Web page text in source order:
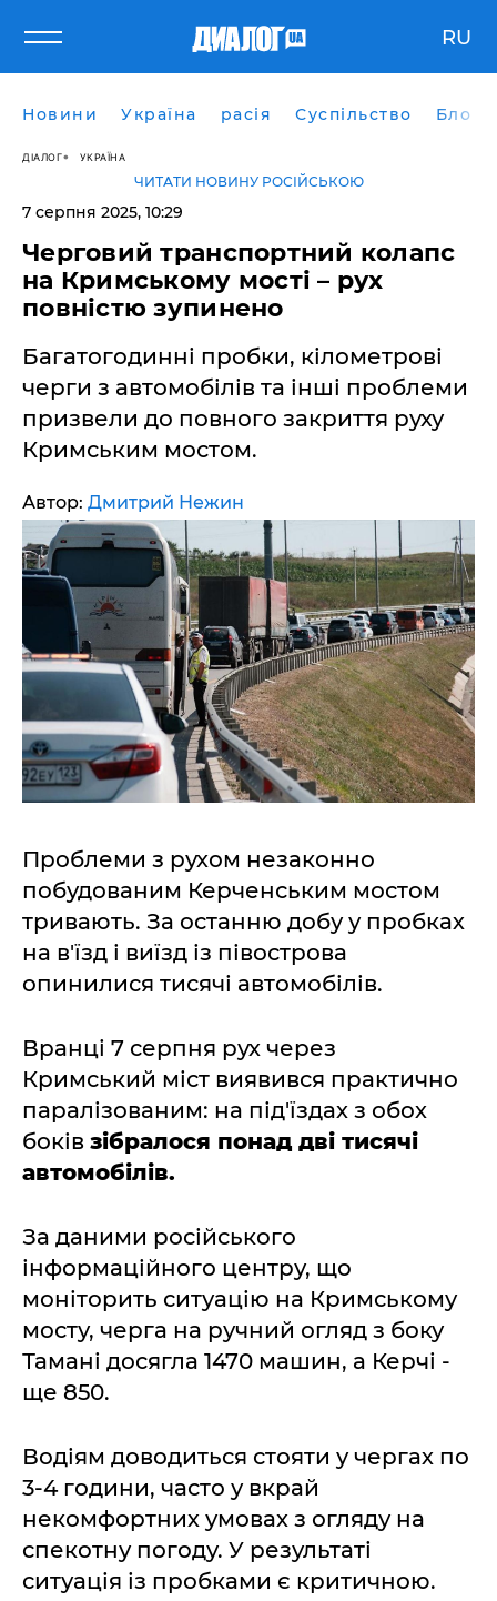
RU
Новини Україна расія Суспільство Блоги
ДІАЛОГ УКРАЇНА
ЧИТАТИ НОВИНУ РОСІЙСЬКОЮ
7 серпня 2025, 10:29
Черговий транспортний колапс
на Кримському мості – рух
повністю зупинено
Багатогодинні пробки, кілометрові
черги з автомобілів та інші проблеми
призвели до повного закриття руху
Кримським мостом.
Автор: Дмитрий Нежин
Проблеми з рухом незаконно
побудованим Керченським мостом
тривають. За останню добу у пробках
на в'їзд і виїзд із півострова
опинилися тисячі автомобілів.
Вранці 7 серпня рух через
Кримський міст виявився практично
паралізованим: на під'їздах з обох
боків зібралося понад дві тисячі
автомобілів.
За даними російського
інформаційного центру, що
моніторить ситуацію на Кримському
мосту, черга на ручний огляд з боку
Тамані досягла 1470 машин, а Керчі -
ще 850.
Водіям доводиться стояти у чергах по
3-4 години, часто у вкрай
некомфортних умовах з огляду на
спекотну погоду. У результаті
ситуація із пробками є критичною.